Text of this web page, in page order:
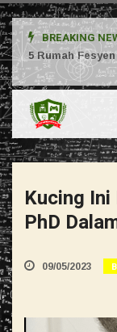
BREAKING
5 Rumah
Kucing
PhD
09/05/2023